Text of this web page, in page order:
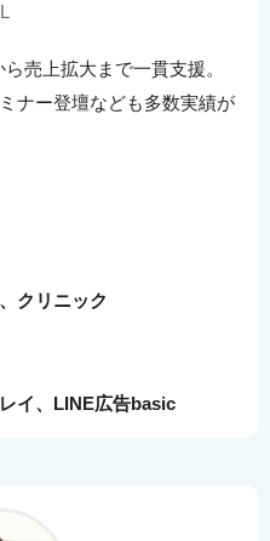
売上拡大まで一貫支援。
ナー登壇なども多数実績が
クリニック
イ、LINE広告basic